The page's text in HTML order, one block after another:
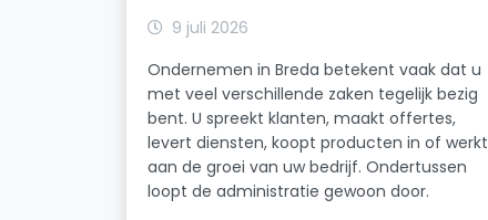
9 juli 2026
Ondernemen in Breda betekent vaak dat u
met veel verschillende zaken tegelijk bezig
bent. U spreekt klanten, maakt offertes,
levert diensten, koopt producten in of werkt
aan de groei van uw bedrijf. Ondertussen
loopt de administratie gewoon door.